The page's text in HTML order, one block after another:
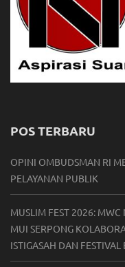
POS TERBARU
OPINI OMBUDSMAN RI
PELAYANAN PUBLIK
MUSLIM FEST 2026: MWC
MUI SERPONG
ISTIGASAH DAN FESTIVAL